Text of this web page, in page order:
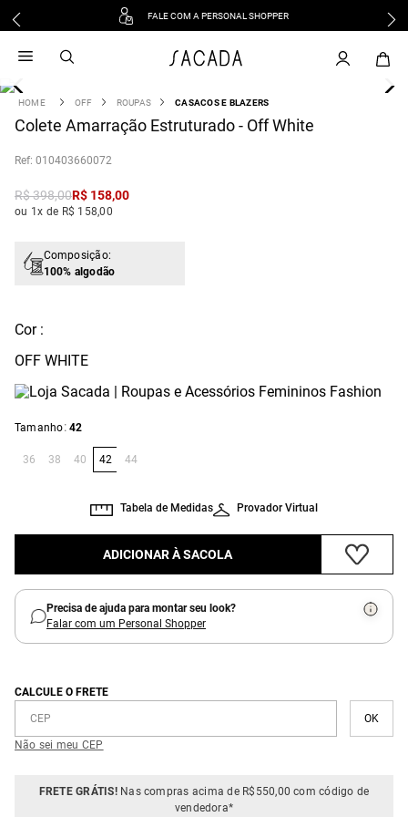
FALE COM A PERSONAL SHOPPER
OFF ROUPAS CASACOS E BLAZERS
Colete Amarração Estruturado - Off White
: 010403660072
R$398,00R$ 158,00
ou 1x de R$ 158,00
Composição:
100% algodão
Cor :
OFF WHITE
Tamanho: 42
36 38 40 42 44
Provador Virtual
Tabela de Medidas
ADICIONAR À SACOLA
Precisa de ajuda para montar seu look?
Falar com um Personal Shopper
CALCULE O FRETE
Não sei meu CEP
FRETE GRÁTIS!Nas compras acima de R$550,00 com código de
vendedora*
vestido
3 º blusa
º tricot
º macacão
jeans
vestido curto